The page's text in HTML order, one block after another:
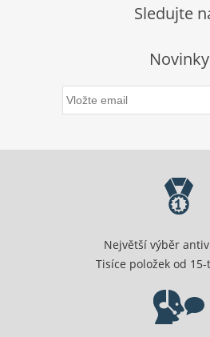
Sledujte
Novinky
Největší výběr
Tisíce položek od